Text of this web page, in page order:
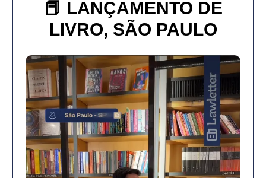
📕 LANÇAMENTO DE
LIVRO, SÃO PAULO